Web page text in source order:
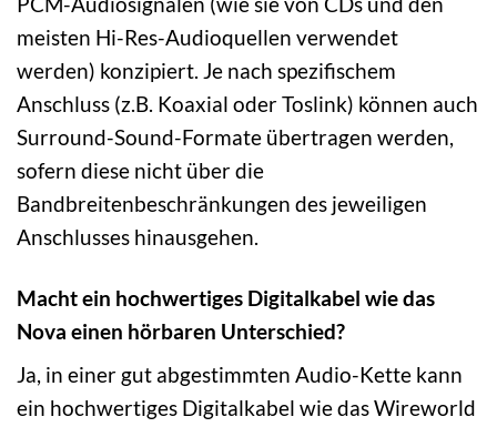
meisten Hi-Res-Audioquellen verwendet
werden) konzipiert. Je nach spezifischem
Anschluss (z.B. Koaxial oder Toslink) können auch
Surround-Sound-Formate übertragen werden,
sofern diese nicht über die
Bandbreitenbeschränkungen des jeweiligen
Anschlusses hinausgehen.
Macht ein hochwertiges Digitalkabel wie das
Nova einen hörbaren Unterschied?
Ja, in einer gut abgestimmten Audio-Kette kann
ein hochwertiges Digitalkabel wie das Wireworld